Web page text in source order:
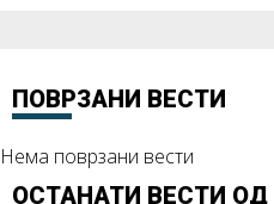
ПОВРЗАНИ ВЕСТИ
Нема поврзани вести
ОСТАНАТИ ВЕСТИ ОД